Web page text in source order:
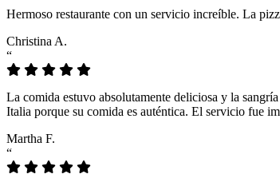
Hermoso restaurante con un servicio increíble. La
Christina A.
“
La comida estuvo absolutamente deliciosa y la
Italia porque su comida es auténtica. El servicio fue
Martha F.
“